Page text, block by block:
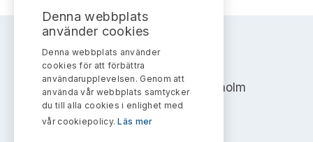
AKTIEMARKNADSNÄMNDEN
Address: Box 7354, 103 90 Stockholm
info@aktiemarknadsnamnden.se
Denna webbplats
använder cookies
Denna webbplats använder
cookies för att förbättra
användarupplevelsen. Genom att
använda vår webbplats samtycker
du till alla cookies i enlighet med
vår cookiepolicy.Läs mer